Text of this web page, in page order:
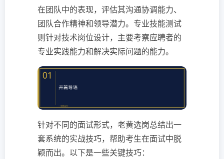
在团队中的表现，评估其沟通协调能力、
团队合作精神和领导潜力。专业技能测试
则针对技术岗位设计，主要考察应聘者的
专业实践能力和解决实际问题的能力。
针对不同的面试形式，老黄选岗总结出一
套系统的实战技巧，帮助考生在面试中脱
颖而出。以下是一些关键技巧：